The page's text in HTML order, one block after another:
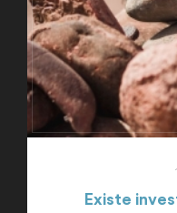
Existe